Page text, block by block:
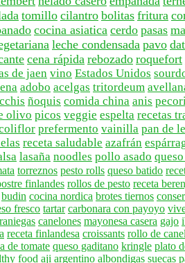
tomillo cilantro bolitas fritura
cocina asiatica cerdo pasas
leche condensada pavo
cena rápida rebozado roquefort
de jaen vino Estados Unidos
adobo acelgas tritordeum
ñoquis comida china anis
olivo picos veggie espelta recetas
prefermento vainilla pan de
receta saludable azafrán
lasaña noodles pollo asado
torreznos pesto rolls queso batido
finlandes rollos de pesto receta
budin cocina nordica brotes tiernos
fresco tartar carbonara con payoyo
canelones mayonesa casera gajo
receta finlandesa croissants rollo de
de tomate queso gaditano kringle plato
food aji argentino albondigas suecas